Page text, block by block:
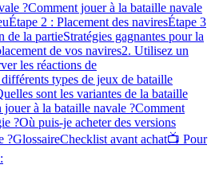
?Comment jouer à la bataille navale
Étape 2 : Placement des naviresÉtape 3
de la partieStratégies gagnantes pour la
de vos navires2. Utilisez un
les réactions de
types de jeux de bataille
sont les variantes de la bataille
à la bataille navale ?Comment
?Où puis-je acheter des versions
?GlossaireChecklist avant achat📺 Pour